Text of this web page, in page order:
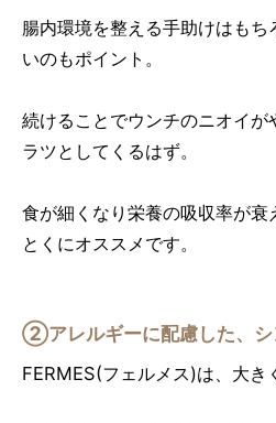
腸内環境を整える手助けはも
いのもポイント。
続けることでウンチのニオイが
ラツとしてくるはず。
食が細くなり栄養の吸収率が衰
とくにオススメです。
②アレルギーに配慮した、シ
FERMES(フェルメス)は、大き